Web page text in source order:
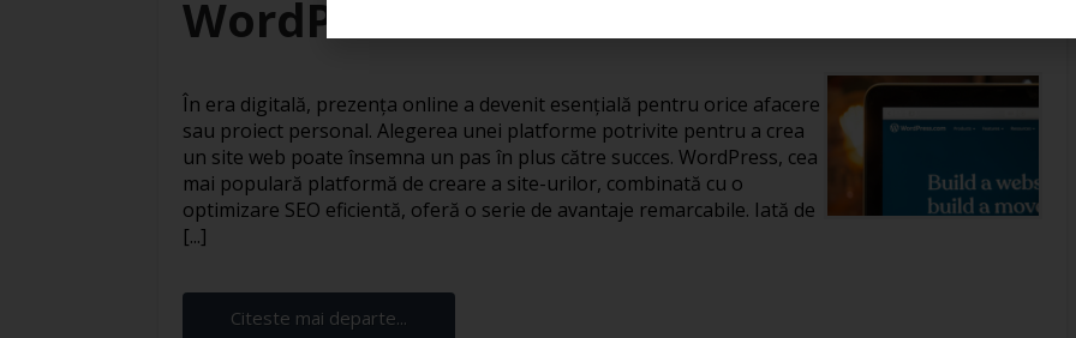
WordPress
În era digitală, prezența online a devenit esențială pentru orice afacere
sau proiect personal. Alegerea unei platforme potrivite pentru a crea
un site web poate însemna un pas în plus către succes. WordPress, cea
mai populară platformă de creare a site-urilor, combinată cu o
optimizare SEO eficientă, oferă o serie de avantaje remarcabile. Iată de
[...]
Citeste mai departe...